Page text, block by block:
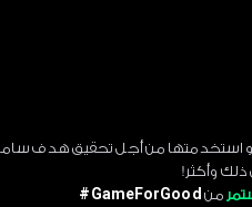
لو استخدمتها من أجل تحقيق هدف
وأكثر!
من GameForGood#